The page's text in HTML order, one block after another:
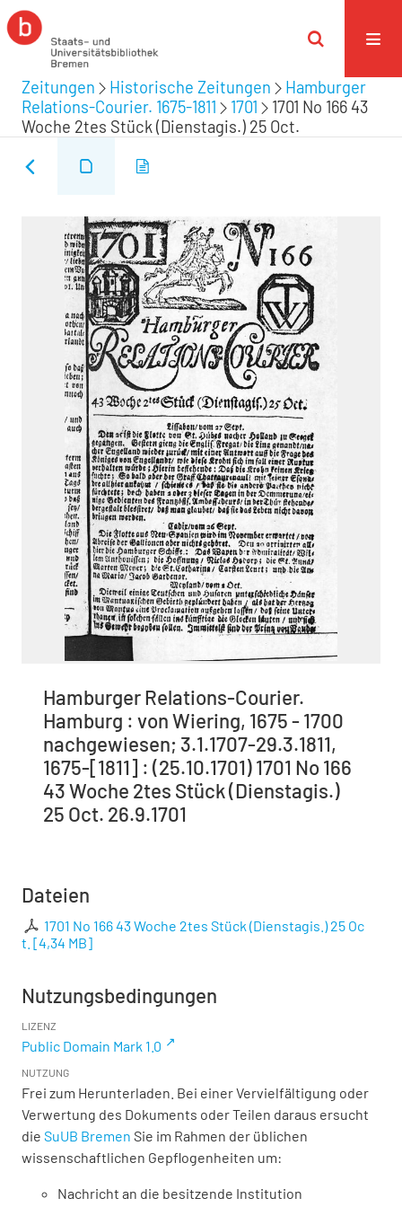
Zeitungen Historische Zeitungen
Hamburger
Relations-Courier. 1675-1811
1701
1701 No 166 43
Woche 2tes Stück (Dienstagis.) 25 Oct.
Hamburger Relations-Courier.
Hamburg : von Wiering, 1675 - 1700
nachgewiesen; 3.1.1707-29.3.1811,
1675-[1811] : (25.10.1701) 1701 No 166
43 Woche 2tes Stück (Dienstagis.)
25 Oct. 26.9.1701
Dateien
1701 No 166 43 Woche 2tes Stück (Dienstagis.) 25 Oc
t. [4,34 MB]
Nutzungsbedingungen
LIZENZ
Public Domain Mark 1.0
NUTZUNG
Frei zum Herunterladen. Bei einer Vervielfältigung oder
Verwertung des Dokuments oder Teilen daraus ersucht
die SuUB Bremen Sie im Rahmen der üblichen
wissenschaftlichen Gepflogenheiten um:
Nachricht an die besitzende Institution